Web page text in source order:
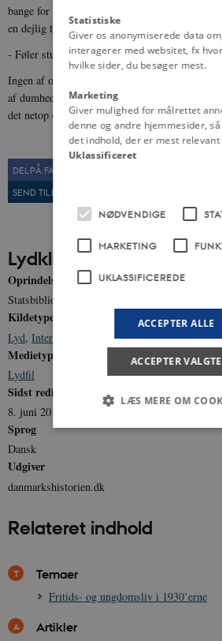
bange for at tage fat ved hvad som helst. Hvis
en dejlig tid i vores tid, fordi den er så usnobbet.
- Føler studenten sig nu i dag som herre i
Ingen af os, i hvert fald. Og den slags
af dumhed. Jeg tror, at mange af os føler det
det netop er blevet os, der har fået lov til at nå
DEL PÅ FACEBOOK
SEND TIL EN VEN
Lydklip
Oprindelse
Statsbibliotekets Lydsamling
Kildetype
Lyd, Interview
Medietype
Lydfil
Sidst redigeret
8. juni 2011
Sprog
Dansk
Udgiver
danmarkshistorien.dk
Relateret indhold
Temaer
Fritids- og ungdomsliv i 1930’erne
Artikler
Statistiske
Giver os anonymiserede data
interagerer med websitet, fx
hvilke sider, du besøger mest.
Marketing
Giver mulighed for målrettet
denne og andre hjemmesider,
det indhold, der er mest
Uklassificeret
NØDVENDIGE
MARKETING
UKLASSIFICEREDE
ACCEPTER ALLE
ACCEPTER VALGTE
LÆS MERE OM
hjemmesiden brugbar ved at
grundlæggende funktioner som